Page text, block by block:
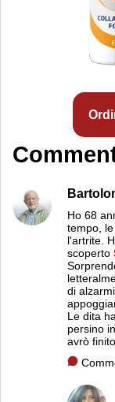
Ho 68
tempo,
l'artrite.
scoperto
di
Le dita
persino
avrò